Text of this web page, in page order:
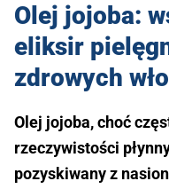
Olej jojoba:
eliksir
zdrowych
Olej jojoba, choć
rzeczywistości
pozyskiwany z